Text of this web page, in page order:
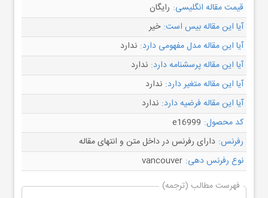
قیمت مقاله انگلیسی: رایگان
آیا این مقاله بیس است: خیر
آیا این مقاله مدل مفهومی دارد: ندارد
آیا این مقاله پرسشنامه دارد: ندارد
آیا این مقاله متغیر دارد: ندارد
آیا این مقاله فرضیه دارد: ندارد
کد محصول: e16999
رفرنس: دارای رفرنس در داخل متن و انتهای مقاله
نوع رفرنس دهی: vancouver
فهرست مطالب (ترجمه)